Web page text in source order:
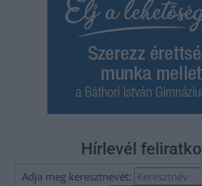
Hírlevél
Adja meg keresztnevét: